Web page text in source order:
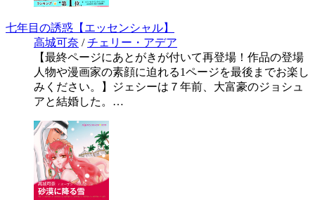
七年目の誘惑【エッセンシャル】
高城可奈 /チェリー・アデア
【最終ページにあとがきが付いて再登場！作品の登場
人物や漫画家の素顔に迫れる1ページを最後までお楽し
みください。】ジェシーは７年前、大富豪のジョシュ
アと結婚した。…